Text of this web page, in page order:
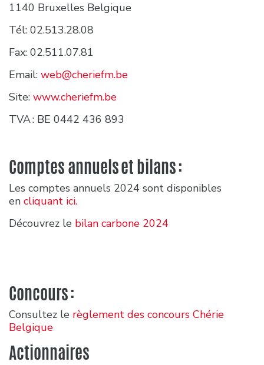
1140 Bruxelles Belgique
Tél: 02.513.28.08
Fax: 02.511.07.81
Email: web@cheriefm.be
Site: www.cheriefm.be
TVA : BE 0442 436 893
Comptes annuels et bilans :
Les comptes annuels 2024 sont disponibles
en cliquant ici.
Découvrez le bilan carbone 2024
Concours :
Consultez le règlement des concours Chérie
Belgique
Actionnaires